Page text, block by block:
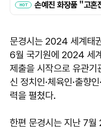
문경시는 2024 세계태
6월 국기원에 2024 세
제출을 시작으로 유관
신 정치인·체육인·출향
력을 펼쳤다.
한편 문경시는 지난 7